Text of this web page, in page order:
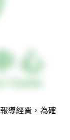
導經費，為確